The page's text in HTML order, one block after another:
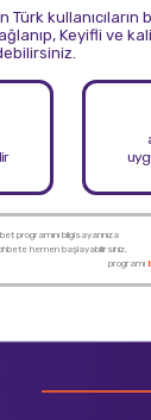
Türk kullanıcıların
Keyifli ve
programını bilgisayarınıza
hemen başlayabilirsiniz.
programı